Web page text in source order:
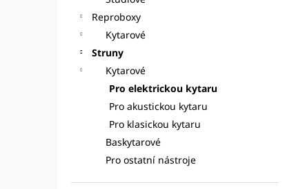
Reproboxy
Kytarové
Struny
Kytarové
Pro elektrickou kytaru
Pro akustickou kytaru
Pro klasickou kytaru
Baskytarové
Pro ostatní nástroje
CURT MANGAN STRINGS - 10-46
NICKEL WOUND
ELEKTRICKOU KYTARU
Původně: